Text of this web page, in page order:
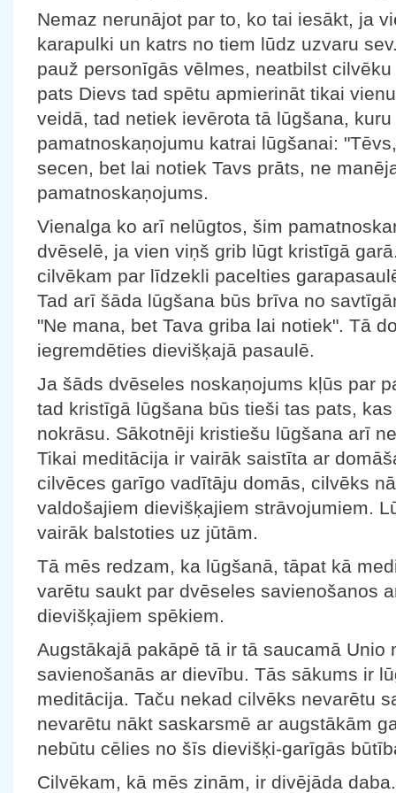
Nemaz nerunājot par to, ko tai iesākt, ja
karapulki un katrs no tiem lūdz uzvaru
pauž personīgās vēlmes, neatbilst
pats Dievs tad spētu apmierināt tikai
veidā, tad netiek ievērota tā lūgšana,
pamatnoskaņojumu katrai lūgšanai:
secen, bet lai notiek Tavs prāts, ne
pamatnoskaņojums.
Vienalga ko arī nelūgtos, šim
dvēselē, ja vien viņš grib lūgt kristīgā
cilvēkam par līdzekli pacelties
Tad arī šāda lūgšana būs brīva no
"Ne mana, bet Tava griba lai notiek". Tā
iegremdēties dievišķajā pasaulē.
Ja šāds dvēseles noskaņojums kļūs par
tad kristīgā lūgšana būs tieši tas pats,
nokrāsu. Sākotnēji kristiešu lūgšana arī
Tikai meditācija ir vairāk saistīta ar
cilvēces garīgo vadītāju domās, cilvēks
valdošajiem dievišķajiem strāvojumiem.
vairāk balstoties uz jūtām.
Tā mēs redzam, ka lūgšanā, tāpat kā
varētu saukt par dvēseles savienošanos
dievišķajiem spēkiem.
Augstākajā pakāpē tā ir tā saucamā Unio
savienošanās ar dievību. Tās sākums ir
meditācija. Taču nekad cilvēks nevarētu
nevarētu nākt saskarsmē ar augstākām
nebūtu cēlies no šīs dievišķi-garīgās
Cilvēkam, kā mēs zinām, ir divējāda